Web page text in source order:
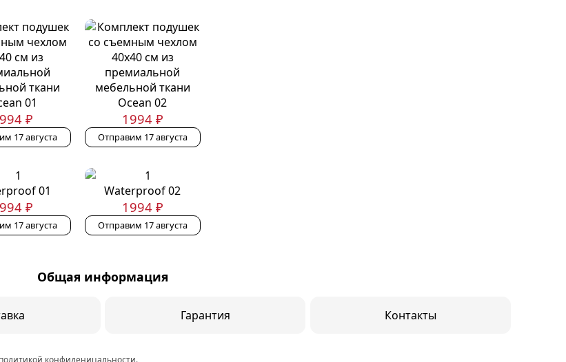
01
₽
17 августа
Ocean 02
1994 ₽
Отправим 17 августа
01
₽
17 августа
Waterproof 02
1994 ₽
Отправим 17 августа
Общая информация
Гарантия Контакты
политикой конфиденицальности.